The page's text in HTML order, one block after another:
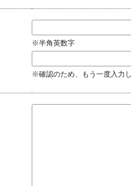
※半角英数字
※確認のため、もう一度入力